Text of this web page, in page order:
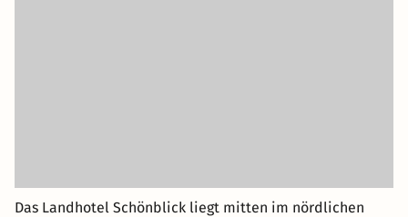
Das Landhotel Schönblick liegt mitten im nördlichen